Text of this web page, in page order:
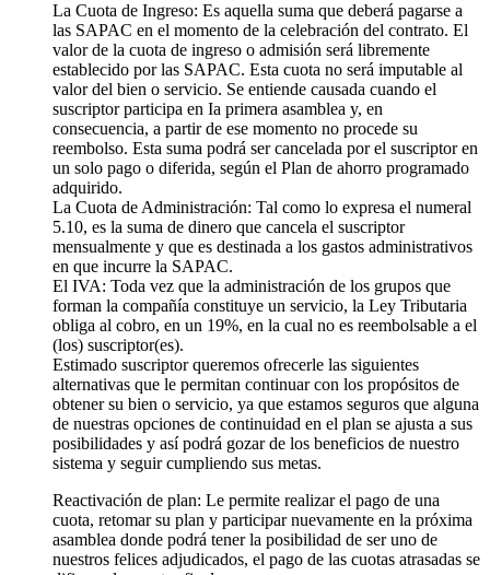
La Cuota de Ingreso: Es aquella suma que deberá pagarse a
las SAPAC en el momento de la celebración del contrato. El
valor de la cuota de ingreso o admisión será libremente
establecido por las SAPAC. Esta cuota no será imputable al
valor del bien o servicio. Se entiende causada cuando el
suscriptor participa en Ia primera asamblea y, en
consecuencia, a partir de ese momento no procede su
reembolso. Esta suma podrá ser cancelada por el suscriptor en
un solo pago o diferida, según el Plan de ahorro programado
adquirido.
La Cuota de Administración: Tal como lo expresa el numeral
5.10, es la suma de dinero que cancela el suscriptor
mensualmente y que es destinada a los gastos administrativos
en que incurre la SAPAC.
El IVA: Toda vez que la administración de los grupos que
forman la compañía constituye un servicio, la Ley Tributaria
obliga al cobro, en un 19%, en la cual no es reembolsable a el
(los) suscriptor(es).
Estimado suscriptor queremos ofrecerle las siguientes
alternativas que le permitan continuar con los propósitos de
obtener su bien o servicio, ya que estamos seguros que alguna
de nuestras opciones de continuidad en el plan se ajusta a sus
posibilidades y así podrá gozar de los beneficios de nuestro
sistema y seguir cumpliendo sus metas.
Reactivación de plan: Le permite realizar el pago de una
cuota, retomar su plan y participar nuevamente en la próxima
asamblea donde podrá tener la posibilidad de ser uno de
nuestros felices adjudicados, el pago de las cuotas atrasadas se